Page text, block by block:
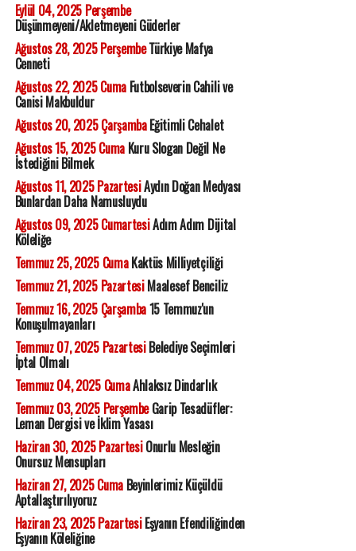
Eylül 04, 2025 Perşembe
Düşünmeyeni/Akletmeyeni Güderler
Ağustos 28, 2025 PerşembeTürkiye Mafya
Cenneti
Ağustos 22, 2025 CumaFutbolseverin Cahili ve
Canisi Makbuldur
Ağustos 20, 2025 ÇarşambaEğitimli Cehalet
Ağustos 15, 2025 CumaKuru Slogan Değil Ne
İstediğini Bilmek
Ağustos 11, 2025 PazartesiAydın Doğan Medyası
Bunlardan Daha Namusluydu
Ağustos 09, 2025 CumartesiAdım Adım Dijital
Köleliğe
Temmuz 25, 2025 CumaKaktüs Milliyetçiliği
Temmuz 21, 2025 PazartesiMaalesef Benciliz
Temmuz 16, 2025 Çarşamba15 Temmuz'un
Konuşulmayanları
Temmuz 07, 2025 PazartesiBelediye Seçimleri
İptal Olmalı
Temmuz 04, 2025 CumaAhlaksız Dindarlık
Temmuz 03, 2025 PerşembeGarip Tesadüfler:
Leman Dergisi ve İklim Yasası
Haziran 30, 2025 PazartesiOnurlu Mesleğin
Onursuz Mensupları
Haziran 27, 2025 CumaBeyinlerimiz Küçüldü
Aptallaştırılıyoruz
Haziran 23, 2025 PazartesiEşyanın Efendiliğinden
Eşyanın Köleliğine